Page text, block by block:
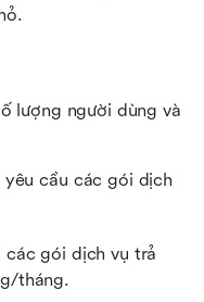
lượng người dùng và
cầu các gói dịch
gói dịch vụ trả
tháng.